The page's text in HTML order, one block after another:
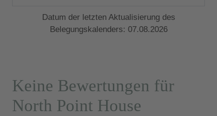
Datum der letzten Aktualisierung des
Belegungskalenders: 07.08.2026
Keine Bewertungen für
North Point House